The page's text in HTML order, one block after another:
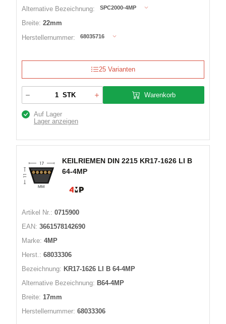
Alternative Bezeichnung: SPC2000-4MP
Breite: 22mm
Herstellernummer:
68035716
25 Varianten
STK Warenkorb
Auf Lager
Lager anzeigen
KEILRIEMEN DIN 2215 KR17-1626 LI B
64-4MP
Artikel Nr.: 0715900
EAN: 3661578142690
Marke: 4MP
Herst.: 68033306
Bezeichnung: KR17-1626 LI B 64-4MP
Alternative Bezeichnung: B64-4MP
Breite: 17mm
Herstellernummer: 68033306